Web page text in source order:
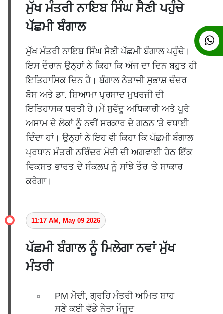
ਮੁੱਖ ਮੰਤਰੀ ਨਾਇਬ ਸਿੰਘ ਸੈਣੀ ਪਹੁੰਚੇ
ਪੱਛਮੀ ਬੰਗਾਲ
ਮੁੱਖ ਮੰਤਰੀ ਨਾਇਬ ਸਿੰਘ ਸੈਣੀ ਪੱਛਮੀ ਬੰਗਾਲ ਪਹੁੰਚੇ।
ਇਸ ਦੌਰਾਨ ਉਨ੍ਹਾਂ ਨੇ ਕਿਹਾ ਕਿ ਅੱਜ ਦਾ ਦਿਨ ਬਹੁਤ ਹੀ
ਇਤਿਹਾਸਿਕ ਦਿਨ ਹੈ। ਬੰਗਾਲ ਨੇਤਾਜੀ ਸੁਭਾਸ਼ ਚੰਦਰ
ਬੋਸ ਅਤੇ ਡਾ. ਸ਼ਿਆਮਾ ਪ੍ਰਸਾਦ ਮੁਖਰਜੀ ਦੀ
ਇਤਿਹਾਸਕ ਧਰਤੀ ਹੈ।ਮੈਂ ਸੁਵੇਂਦੂ ਅਧਿਕਾਰੀ ਅਤੇ ਪੂਰੇ
ਅਸਾਮ ਦੇ ਲੋਕਾਂ ਨੂੰ ਨਵੀਂ ਸਰਕਾਰ ਦੇ ਗਠਨ 'ਤੇ ਵਧਾਈ
ਦਿੰਦਾ ਹਾਂ। ਉਨ੍ਹਾਂ ਨੇ ਇਹ ਵੀ ਕਿਹਾ ਕਿ ਪੱਛਮੀ ਬੰਗਾਲ
ਪ੍ਰਧਾਨ ਮੰਤਰੀ ਨਰਿੰਦਰ ਮੋਦੀ ਦੀ ਅਗਵਾਈ ਹੇਠ ਇੱਕ
ਵਿਕਸਤ ਭਾਰਤ ਦੇ ਸੰਕਲਪ ਨੂੰ ਸਾਂਝੇ ਤੌਰ 'ਤੇ ਸਾਕਾਰ
ਕਰੇਗਾ।
11:17 AM, May 09 2026
ਪੱਛਮੀ ਬੰਗਾਲ ਨੂੰ ਮਿਲੇਗਾ ਨਵਾਂ ਮੁੱਖ
ਮੰਤਰੀ
PM ਮੋਦੀ, ਗ੍ਰਹਿ ਮੰਤਰੀ ਅਮਿਤ ਸ਼ਾਹ
ਸਣੇ ਕਈ ਵੱਡੇ ਨੇਤਾ ਮੌਜੂਦ